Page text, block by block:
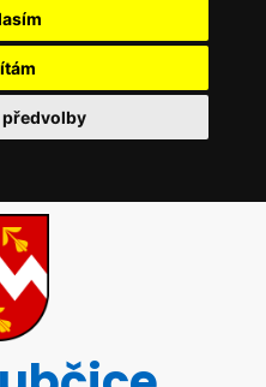
předvolby